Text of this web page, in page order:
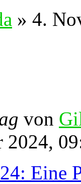
» 4.
von
2024,
Eine